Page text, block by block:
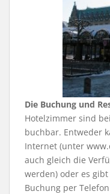
Die Buchung und
Hotelzimmer sind
buchbar. Entweder
Internet (unter
auch gleich die
werden) oder es
Buchung per